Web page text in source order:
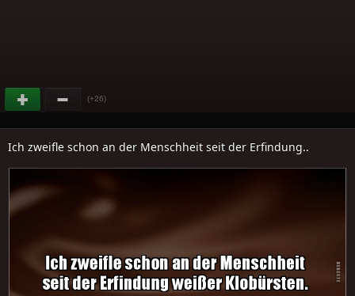
(+26)
Ich zweifle schon an der Menschheit seit der Erfindung..